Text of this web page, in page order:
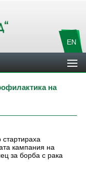
EN
на
кампания на
за борба с рака